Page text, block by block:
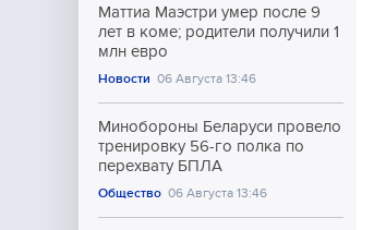
Маттиа Маэстри умер после 9
лет в коме; родители получили 1
млн евро
Новости 06 Августа 13:46
Минобороны Беларуси провело
тренировку 56-го полка по
перехвату БПЛА
Общество 06 Августа 13:46